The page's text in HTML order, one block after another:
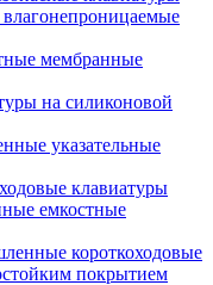
мембранные
на силиконовой
указательные
клавиатуры
емкостные
короткоходовые
покрытием